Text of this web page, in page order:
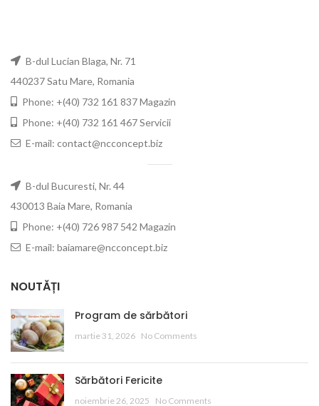
B-dul Lucian Blaga, Nr. 71
440237 Satu Mare, Romania
Phone: +(40) 732 161 837 Magazin
Phone: +(40) 732 161 467 Servicii
E-mail: contact@ncconcept.biz
B-dul Bucuresti, Nr. 44
430013 Baia Mare, Romania
Phone: +(40) 726 987 542 Magazin
E-mail: baiamare@ncconcept.biz
NOUTĂȚI
Program de sărbători
martie 31, 2026 No Comments
Sărbători Fericite
noiembrie 26, 2025 No Comments